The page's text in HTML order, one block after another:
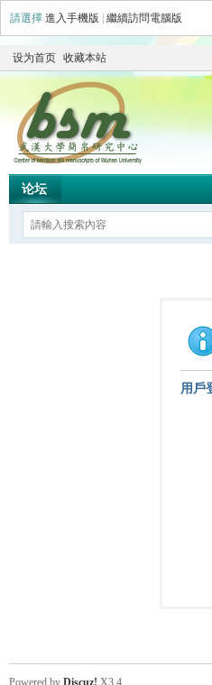
請選擇 進入手機版 繼續訪問電腦版
设为首页 收藏本站
论坛
用戶
Powered by Discuz! X3.4